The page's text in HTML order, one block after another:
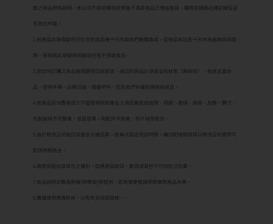
廠之商品規格說明，本公司不接受購買試用後不滿意商品之理由退貨。購買前請務必確認機型是
否為您所需！
2.若商品本身瑕疵則可於收到貨品後十日內與我們聯繫換貨。從商品收訖起十天內為退換貨保證
期，若超過此期間視同驗收完成不得退換貨。
3.若您所訂購之商品無問題而您欲退貨，退回的商品必須是全新狀態（無拆封），包括主要商
品、使用手冊、註冊回函、週邊零件，否則我們有權拒絕接收退貨。
4.若商品因消費者個人不當使用拆卸產生人為因素造成故障、損毀、磨損、擦傷、刮傷、髒汙、
包裝破損不完整者，或是發票、附配件不齊者，恕不接受退貨。
5.由於物流公司每日貨量及交通因素，故無法指定到貨時間，確切配達時間皆以物流公司實際可
配送時間為主。
6.廠商保留出貨與否之權利，如遇商品缺貨、斷貨或其他不可抗拒之因素。
7.商品說明文案為原廠(供應商)所提供，若有變更敬請參照實際商品為準。
8.建議使用原廠耗材，以免失去保固資格。